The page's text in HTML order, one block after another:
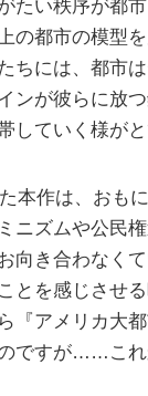
たい秩序が都
の都市の模型
ちには、都市
ンが彼らに放
していく様がと
本作は、おも
ニズムや公民
向き合わなく
とを感じさせ
『アメリカ大
ですが……これ